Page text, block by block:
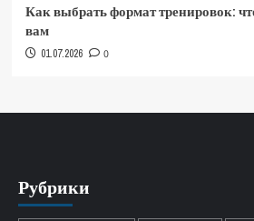
Как выбрать формат тренировок:
вам
01.07.2026 0
Рубрики